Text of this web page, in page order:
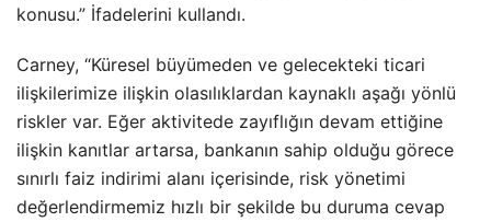
konusu.” İfadelerini kullandı.
Carney, “Küresel büyümeden ve gelecekteki ticari
ilişkilerimize ilişkin olasılıklardan kaynaklı aşağı yönlü
riskler var. Eğer aktivitede zayıflığın devam ettiğine
ilişkin kanıtlar artarsa, bankanın sahip olduğu görece
sınırlı faiz indirimi alanı içerisinde, risk yönetimi
değerlendirmemiz hızlı bir şekilde bu duruma cevap